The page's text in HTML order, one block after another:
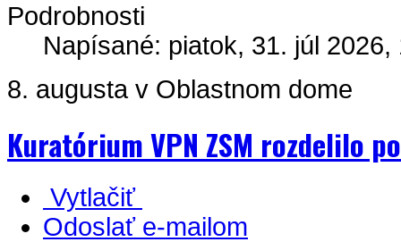
Podrobnosti
Napísané: piatok, 31. júl 2026,
8. augusta v Oblastnom dome
Kuratórium VPN ZSM rozdelilo
Vytlačiť
Odoslať e-mailom